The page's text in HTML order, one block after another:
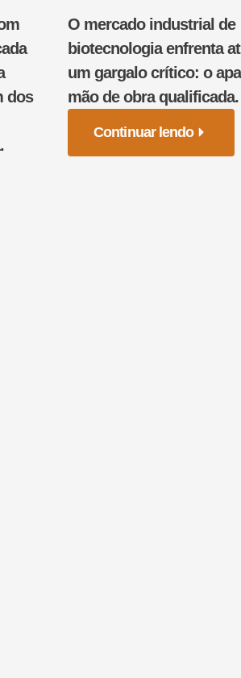
dos
O mercado industrial de
biotecnologia enfrenta
um gargalo crítico: o
mão de obra qualificada.
Continuar lendo